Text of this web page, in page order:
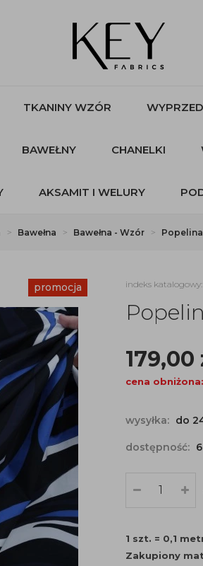
TKANINY WZÓR
BAWEŁNY CHANELKI
AKSAMIT I WELURY
Bawełna Bawełna - Wzór
promocja indeks katalogowy:
179,00
cena obniżona:
wysyłka: do
dostępność: 6
1 szt. = 0,1
Zakupiony